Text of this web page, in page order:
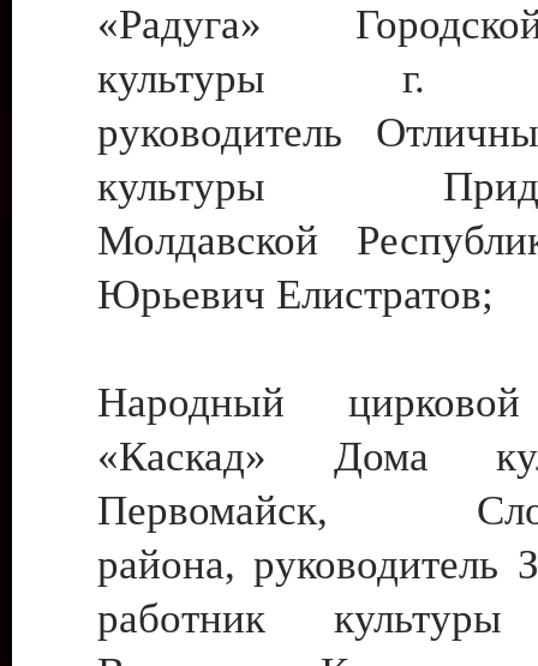
«Радуга»
культуры г.
руководитель
культуры
Молдавской
Юрьевич Елистратов;
Народный цирковой
«Каскад» Дома
Первомайск,
района, руководитель
работник культуры